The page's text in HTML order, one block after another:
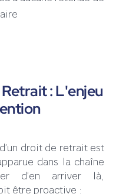
: L'enjeu
droit de retrait est
dans la chaîne
d’en arriver là,
être proactive :